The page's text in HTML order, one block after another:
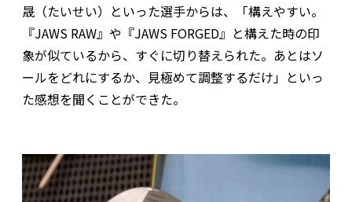
晟（たいせい）といった選手からは、「構えやすい。
『JAWS RAW』や『JAWS FORGED』と構えた時の印
象が似ているから、すぐに切り替えられた。あとはソ
ールをどれにするか、見極めて調整するだけ」といっ
た感想を聞くことができた。